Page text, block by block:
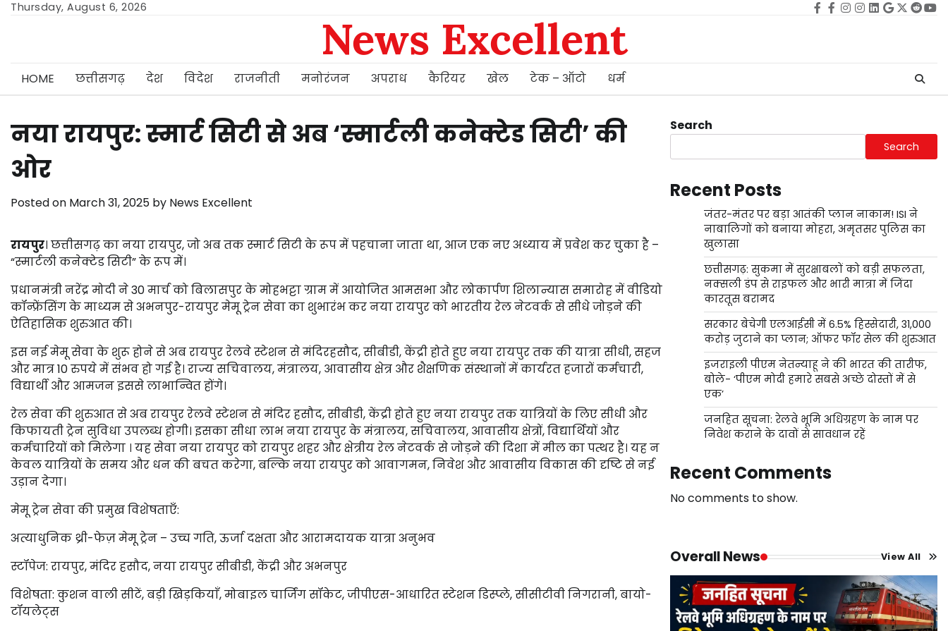
SkipThursday, August 6, 2026 Facebook
facebook
Instagram
instagram
Linkedin
google
Twitter
reddit
News Excellent
HOME छत्तीसगढ़ देश विदेश राजनीती मनोरंजन अपराध कैरियर खेल टेक – ऑटो धर्म
नया रायपुर: स्मार्ट सिटी से अब ‘स्मार्टली कनेक्टेड सिटी’ की
ओर
Posted on March 31, 2025 by News Excellent
रायपुर। छत्तीसगढ़ का नया रायपुर, जो अब तक स्मार्ट सिटी के रूप में पहचाना जाता था, आज एक नए अध्याय में प्रवेश कर चुका है –
“स्मार्टली कनेक्टेड सिटी” के रूप में।
प्रधानमंत्री नरेंद्र मोदी ने 30 मार्च को बिलासपुर के मोहभट्टा ग्राम में आयोजित आमसभा और लोकार्पण शिलान्यास समारोह में वीडियो
कॉन्फ्रेंसिंग के माध्यम से अभनपुर-रायपुर मेमू ट्रेन सेवा का शुभारंभ कर नया रायपुर को भारतीय रेल नेटवर्क से सीधे जोड़ने की
ऐतिहासिक शुरुआत की।
इस नई मेमू सेवा के शुरू होने से अब रायपुर रेलवे स्टेशन से मंदिरहसौद, सीबीडी, केंद्री होते हुए नया रायपुर तक की यात्रा सीधी, सहज
और मात्र 10 रुपये में संभव हो गई है। राज्य सचिवालय, मंत्रालय, आवासीय क्षेत्र और शैक्षणिक संस्थानों में कार्यरत हजारों कर्मचारी,
विद्यार्थी और आमजन इससे लाभान्वित होंगे।
रेल सेवा की शुरुआत से अब रायपुर रेलवे स्टेशन से मंदिर हसौद, सीबीडी, केंद्री होते हुए नया रायपुर तक यात्रियों के लिए सीधी और
किफायती ट्रेन सुविधा उपलब्ध होगी। इसका सीधा लाभ नया रायपुर के मंत्रालय, सचिवालय, आवासीय क्षेत्रों, विद्यार्थियों और
कर्मचारियों को मिलेगा । यह सेवा नया रायपुर को रायपुर शहर और क्षेत्रीय रेल नेटवर्क से जोड़ने की दिशा में मील का पत्थर है। यह न
केवल यात्रियों के समय और धन की बचत करेगा, बल्कि नया रायपुर को आवागमन, निवेश और आवासीय विकास की दृष्टि से नई
उड़ान देगा।
मेमू ट्रेन सेवा की प्रमुख विशेषताएँ:
अत्याधुनिक थ्री-फेज़ मेमू ट्रेन – उच्च गति, ऊर्जा दक्षता और आरामदायक यात्रा अनुभव
स्टॉपेज: रायपुर, मंदिर हसौद, नया रायपुर सीबीडी, केंद्री और अभनपुर
विशेषता: कुशन वाली सीटें, बड़ी खिड़कियाँ, मोबाइल चार्जिंग सॉकेट, जीपीएस-आधारित स्टेशन डिस्प्ले, सीसीटीवी निगरानी, बायो-
टॉयलेट्स
Search
Search
Recent Posts
जंतर-मंतर पर बड़ा आतंकी प्लान नाकाम! ISI ने
नाबालिगों को बनाया मोहरा, अमृतसर पुलिस का
खुलासा
छत्तीसगढ़: सुकमा में सुरक्षाबलों को बड़ी सफलता,
नक्सली डंप से राइफल और भारी मात्रा में जिंदा
कारतूस बरामद
सरकार बेचेगी एलआईसी में 6.5% हिस्सेदारी, 31,000
करोड़ जुटाने का प्लान; ऑफर फॉर सेल की शुरुआत
इजराइली पीएम नेतन्याहू ने की भारत की तारीफ,
बोले- ‘पीएम मोदी हमारे सबसे अच्छे दोस्तों में से
एक’
जनहित सूचना: रेलवे भूमि अधिग्रहण के नाम पर
निवेश कराने के दावों से सावधान रहें
Recent Comments
No comments to show.
Overall News View All